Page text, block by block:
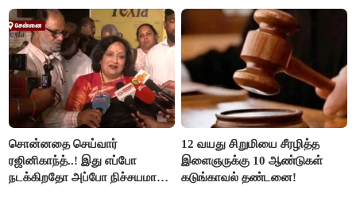
சொன்னதை செய்வார்
ரஜினிகாந்த்..! இது எப்போ
நடக்கிறதோ அப்போ நிச்சயமாக
12 வயது சிறுமியை சீரழித்த
இளைஞருக்கு 10 ஆண்டுகள்
கடுங்காவல் தண்டனை!